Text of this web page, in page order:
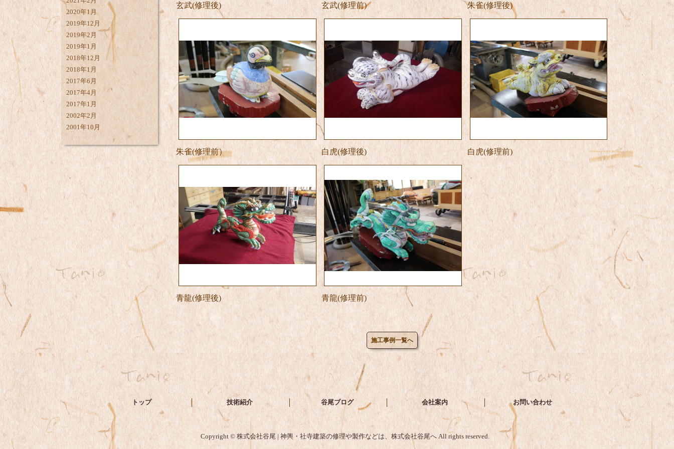
玄武(修理後) 玄武(修理前) 朱雀(修理後)
朱雀(修理前） 白虎(修理後) 白虎(修理前)
青龍(修理後) 青龍(修理前)
施工事例一覧へ
2020年1月
2019年12月
2019年2月
2019年1月
2018年12月
2018年1月
2017年6月
2017年4月
2017年1月
2002年2月
2001年10月
トップ 技術紹介 谷尾ブログ 会社案内 お問い合わせ
Copyright © 株式会社谷尾 | 神輿・社寺建築の修理や製作などは、株式会社谷尾へ All rights reserved.